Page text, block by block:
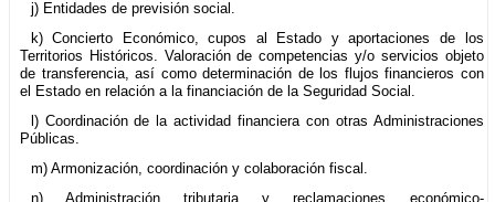
j) Entidades de previsión social.
k) Concierto Económico, cupos al Estado y aportaciones de los
Territorios Históricos. Valoración de competencias y/o servicios objeto
de transferencia, así como determinación de los flujos financieros con
el Estado en relación a la financiación de la Seguridad Social.
l) Coordinación de la actividad financiera con otras Administraciones
Públicas.
m) Armonización, coordinación y colaboración fiscal.
n) Administración tributaria y reclamaciones económico-